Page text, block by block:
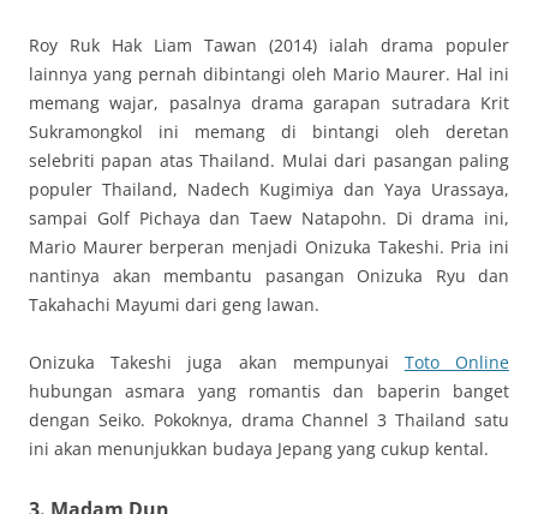
Roy Ruk Hak Liam Tawan (2014) ialah drama populer
lainnya yang pernah dibintangi oleh Mario Maurer. Hal ini
memang wajar, pasalnya drama garapan sutradara Krit
Sukramongkol ini memang di bintangi oleh deretan
selebriti papan atas Thailand. Mulai dari pasangan paling
populer Thailand, Nadech Kugimiya dan Yaya Urassaya,
sampai Golf Pichaya dan Taew Natapohn. Di drama ini,
Mario Maurer berperan menjadi Onizuka Takeshi. Pria ini
nantinya akan membantu pasangan Onizuka Ryu dan
Takahachi Mayumi dari geng lawan.
Onizuka Takeshi juga akan mempunyai Toto Online
hubungan asmara yang romantis dan baperin banget
dengan Seiko. Pokoknya, drama Channel 3 Thailand satu
ini akan menunjukkan budaya Jepang yang cukup kental.